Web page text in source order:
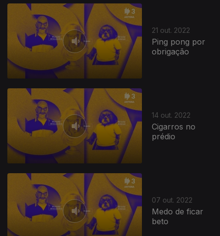
21 out. 2022
Ping pong por
obrigação
14 out. 2022
Cigarros no
prédio
07 out. 2022
Medo de ficar
beto